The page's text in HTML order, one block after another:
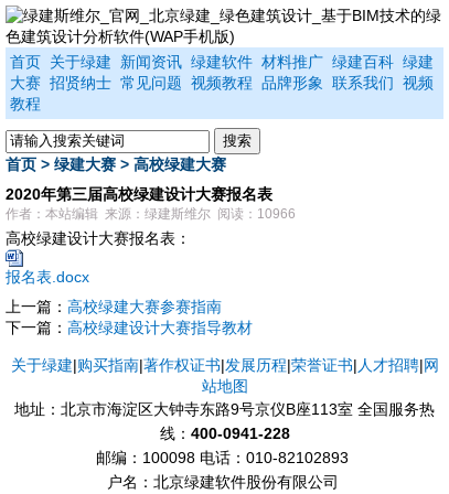
首页 关于绿建 新闻资讯 绿建软件 材料推广 绿建百科 绿建
大赛 招贤纳士 常见问题 视频教程 品牌形象 联系我们 视频
教程
首页 > 绿建大赛 > 高校绿建大赛
2020年第三届高校绿建设计大赛报名表
作者：本站编辑 来源：绿建斯维尔 阅读：10966
高校绿建设计大赛报名表：
报名表.docx
上一篇： 高校绿建大赛参赛指南
下一篇： 高校绿建设计大赛指导教材
关于绿建|购买指南|著作权证书|发展历程|荣誉证书| 人才招聘|网
站地图
地址：北京市海淀区大钟寺东路9号京仪B座113室 全国服务热
线： 400-0941-228
邮编：100098 电话：010-82102893
户名：北京绿建软件股份有限公司